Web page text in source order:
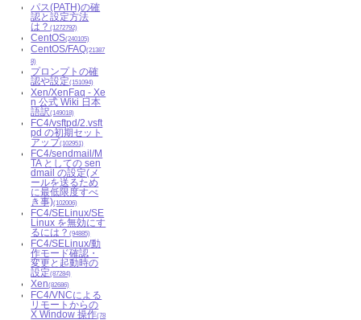
パス(PATH)の確
認と設定方法
は？(1272792)
CentOS(240105)
CentOS/FAQ(21387
8)
プロンプトの確
認や設定(151094)
Xen/XenFaq - Xe
n 公式 Wiki 日本
語訳(149018)
FC4/vsftpd/2.vsft
pd の初期セット
アップ(102951)
FC4/sendmail/M
TA としての sen
dmail の設定(メ
ールを送るため
に最低限度すべ
き事)(102006)
FC4/SELinux/SE
Linux を無効にす
るには？(94885)
FC4/SELinux/動
作モード確認・
変更と起動時の
設定(87284)
Xen(82686)
FC4/VNCによる
リモートからの
X Window 操作(78